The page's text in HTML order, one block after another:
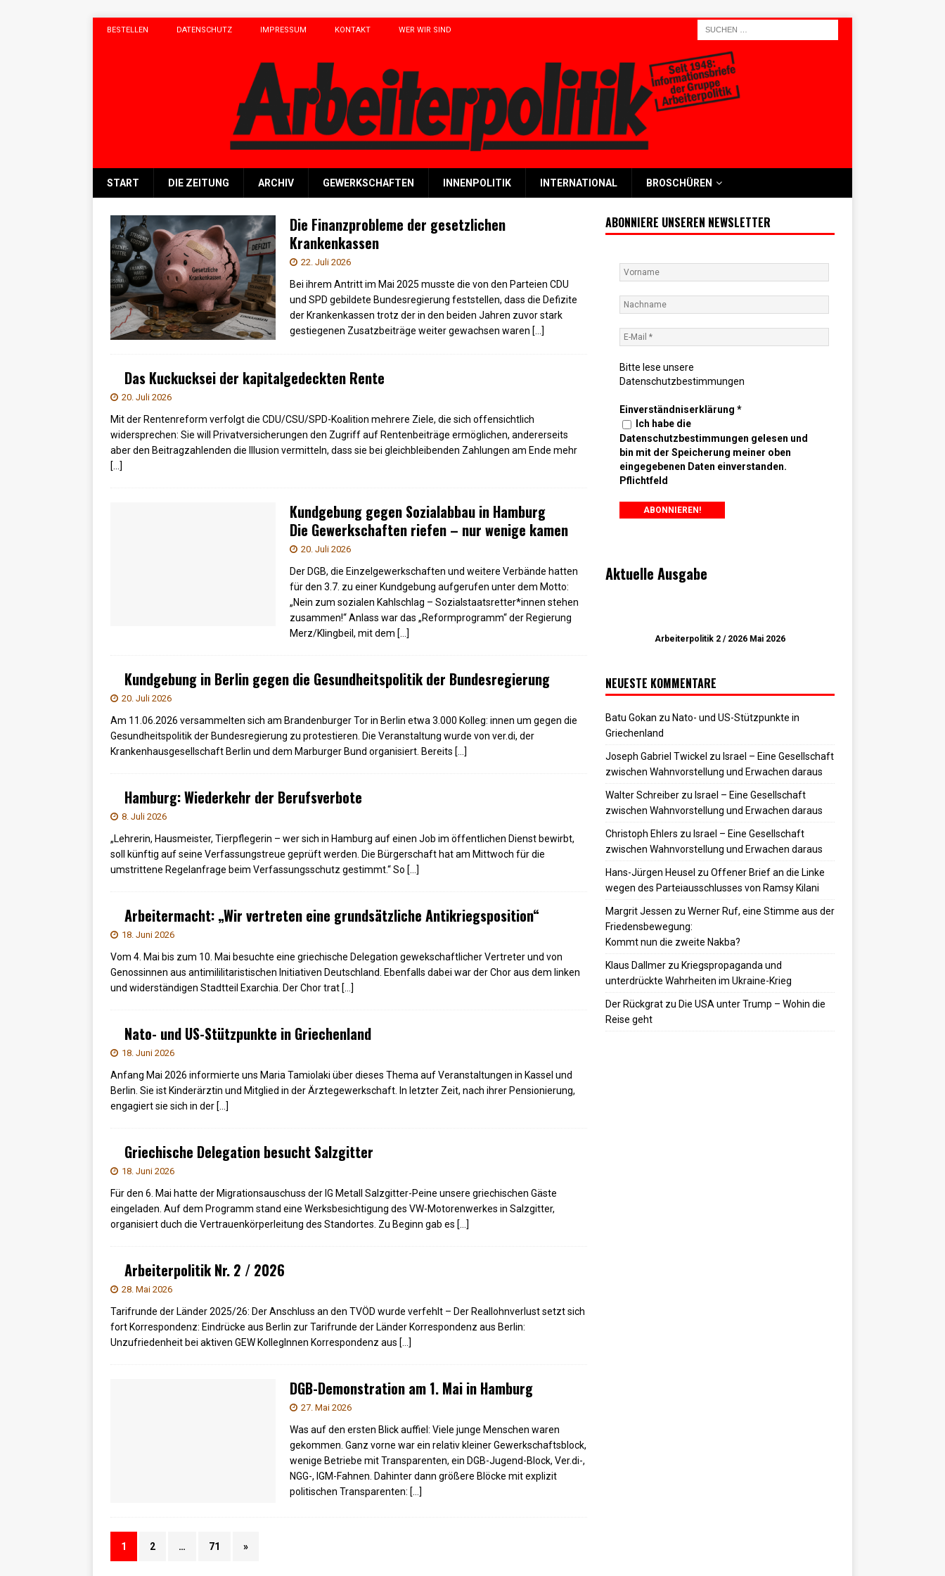
BESTELLEN DATENSCHUTZ IMPRESSUM KONTAKT WER WIR SIND
START DIE ZEITUNG ARCHIV GEWERKSCHAFTEN INNENPOLITIK INTERNATIONAL BROSCHÜREN
Die Finanzprobleme der gesetzlichen
Krankenkassen
22. Juli 2026
Bei ihrem Antritt im Mai 2025 musste die von den Parteien CDU
und SPD gebildete Bundesregierung feststellen, dass die Defizite
der Krankenkassen trotz der in den beiden Jahren zuvor stark
gestiegenen Zusatzbeiträge weiter gewachsen waren […]
Das Kuckucksei der kapitalgedeckten Rente
20. Juli 2026
Mit der Rentenreform verfolgt die CDU/CSU/SPD-Koalition mehrere Ziele, die sich offensichtlich
widersprechen: Sie will Privatversicherungen den Zugriff auf Rentenbeiträge ermöglichen, andererseits
aber den Beitragzahlenden die Illusion vermitteln, dass sie bei gleichbleibenden Zahlungen am Ende mehr
[…]
Kundgebung gegen Sozialabbau in Hamburg
Die Gewerkschaften riefen – nur wenige kamen
20. Juli 2026
Der DGB, die Einzelgewerkschaften und weitere Verbände hatten
für den 3.7. zu einer Kundgebung aufgerufen unter dem Motto:
„Nein zum sozialen Kahlschlag – Sozialstaatsretter*innen stehen
zusammen!“ Anlass war das „Reformprogramm“ der Regierung
Merz/Klingbeil, mit dem […]
Kundgebung in Berlin gegen die Gesundheitspolitik der Bundesregierung
20. Juli 2026
Am 11.06.2026 versammelten sich am Brandenburger Tor in Berlin etwa 3.000 Kolleg: innen um gegen die
Gesundheitspolitik der Bundesregierung zu protestieren. Die Veranstaltung wurde von ver.di, der
Krankenhausgesellschaft Berlin und dem Marburger Bund organisiert. Bereits […]
Hamburg: Wiederkehr der Berufsverbote
8. Juli 2026
„Lehrerin, Hausmeister, Tierpflegerin – wer sich in Hamburg auf einen Job im öffentlichen Dienst bewirbt,
soll künftig auf seine Verfassungstreue geprüft werden. Die Bürgerschaft hat am Mittwoch für die
umstrittene Regelanfrage beim Verfassungsschutz gestimmt.“ So […]
Arbeitermacht: „Wir vertreten eine grundsätzliche Antikriegsposition“
18. Juni 2026
Vom 4. Mai bis zum 10. Mai besuchte eine griechische Delegation gewekschaftlicher Vertreter und von
Genossinnen aus antimililitaristischen Initiativen Deutschland. Ebenfalls dabei war der Chor aus dem linken
und widerständigen Stadtteil Exarchia. Der Chor trat […]
Nato- und US-Stützpunkte in Griechenland
18. Juni 2026
Anfang Mai 2026 informierte uns Maria Tamiolaki über dieses Thema auf Veranstaltungen in Kassel und
Berlin. Sie ist Kinderärztin und Mitglied in der Ärztegewerkschaft. In letzter Zeit, nach ihrer Pensionierung,
engagiert sie sich in der […]
Griechische Delegation besucht Salzgitter
18. Juni 2026
Für den 6. Mai hatte der Migrationsauschuss der IG Metall Salzgitter-Peine unsere griechischen Gäste
eingeladen. Auf dem Programm stand eine Werksbesichtigung des VW-Motorenwerkes in Salzgitter,
organisiert duch die Vertrauenkörperleitung des Standortes. Zu Beginn gab es […]
Arbeiterpolitik Nr. 2 / 2026
28. Mai 2026
Tarifrunde der Länder 2025/26: Der Anschluss an den TVÖD wurde verfehlt – Der Reallohnverlust setzt sich
fort Korrespondenz: Eindrücke aus Berlin zur Tarifrunde der Länder Korrespondenz aus Berlin:
Unzufriedenheit bei aktiven GEW KollegInnen Korrespondenz aus […]
DGB-Demonstration am 1. Mai in Hamburg
27. Mai 2026
Was auf den ersten Blick auffiel: Viele junge Menschen waren
gekommen. Ganz vorne war ein relativ kleiner Gewerkschaftsblock,
wenige Betriebe mit Transparenten, ein DGB-Jugend-Block, Ver.di-,
NGG-, IGM-Fahnen. Dahinter dann größere Blöcke mit explizit
politischen Transparenten: […]
1 2 … 71 »
ABONNIERE UNSEREN NEWSLETTER
Bitte lese unsere
Datenschutzbestimmungen
Einverständniserklärung *
Ich habe die
Datenschutzbestimmungen gelesen und
bin mit der Speicherung meiner oben
eingegebenen Daten einverstanden.
Pflichtfeld
Aktuelle Ausgabe
Arbeiterpolitik 2 / 2026 Mai 2026
NEUESTE KOMMENTARE
Batu Gokan zu Nato- und US-Stützpunkte in
Griechenland
Joseph Gabriel Twickel zu Israel – Eine Gesellschaft
zwischen Wahnvorstellung und Erwachen daraus
Walter Schreiberzu Israel – Eine Gesellschaft
zwischen Wahnvorstellung und Erwachen daraus
Christoph Ehlers zu Israel – Eine Gesellschaft
zwischen Wahnvorstellung und Erwachen daraus
Hans-Jürgen Heusel zu Offener Brief an die Linke
wegen des Parteiausschlusses von Ramsy Kilani
Margrit Jessen zu Werner Ruf, eine Stimme aus der
Friedensbewegung:
Kommt nun die zweite Nakba?
Klaus Dallmerzu Kriegspropaganda und
unterdrückte Wahrheiten im Ukraine-Krieg
Der Rückgratzu Die USA unter Trump – Wohin die
Reise geht